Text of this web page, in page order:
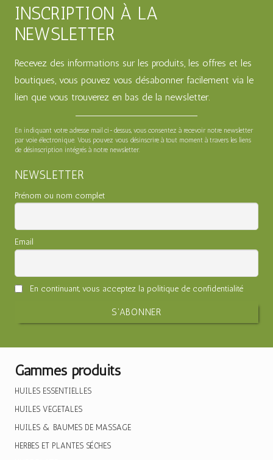
INSCRIPTION À LA
NEWSLETTER
Recevez des informations sur les produits, les offres et les
boutiques, vous pouvez vous désabonner facilement via le
lien que vous trouverez en bas de la newsletter.
En indiquant votre adresse mail ci-dessus, vous consentez à recevoir notre newsletter
par voie électronique. Vous pouvez vous désinscrire à tout moment à travers les liens
de désinscription intégrés à notre newsletter.
NEWSLETTER
Prénom ou nom complet
Email
En continuant, vous acceptez la politique de confidentialité
Gammes produits
HUILES ESSENTIELLES
HUILES VEGETALES
HUILES & BAUMES DE MASSAGE
HERBES ET PLANTES SÉCHES